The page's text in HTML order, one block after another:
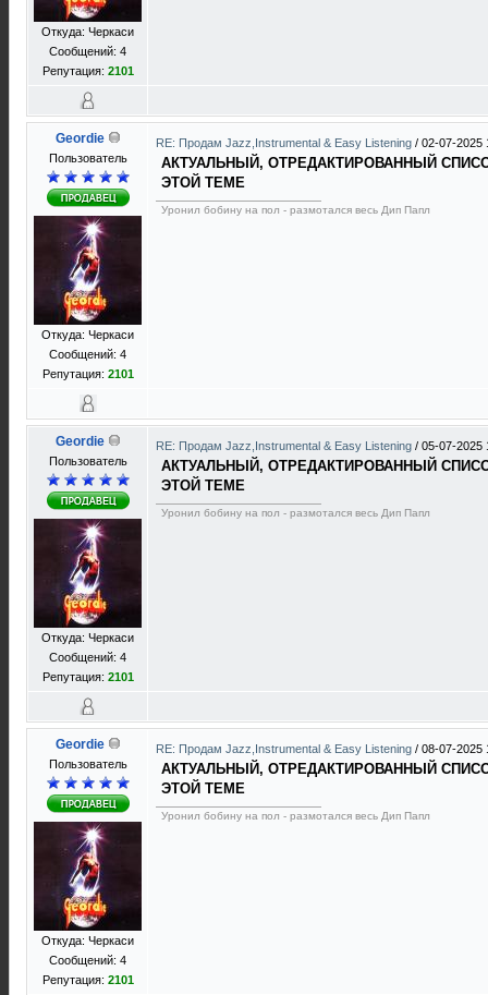
Откуда: Черкаси
Сообщений: 4
Репутация: 2101
Geordie
Пользователь
Откуда: Черкаси
Сообщений: 4
Репутация: 2101
RE: Продам Jazz,Instrumental & Easy Listening / 02-07-2025
АКТУАЛЬНЫЙ, ОТРЕДАКТИРОВАННЫЙ
ЭТОЙ ТЕМЕ
Уронил бобину на пол - размотался весь Дип Папл
Geordie
Пользователь
Откуда: Черкаси
Сообщений: 4
Репутация: 2101
RE: Продам Jazz,Instrumental & Easy Listening / 05-07-2025
АКТУАЛЬНЫЙ, ОТРЕДАКТИРОВАННЫЙ
ЭТОЙ ТЕМЕ
Уронил бобину на пол - размотался весь Дип Папл
Geordie
Пользователь
Откуда: Черкаси
Сообщений: 4
Репутация: 2101
RE: Продам Jazz,Instrumental & Easy Listening / 08-07-2025
АКТУАЛЬНЫЙ, ОТРЕДАКТИРОВАННЫЙ
ЭТОЙ ТЕМЕ
Уронил бобину на пол - размотался весь Дип Папл